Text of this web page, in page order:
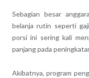
Sebagian besar
belanja rutin seperti
porsi ini sering kali
panjang pada
Akibatnya, program